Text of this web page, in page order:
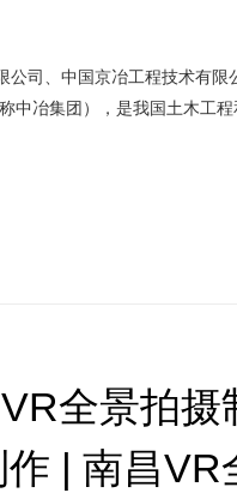
司、中国京冶工程技术有限
中冶集团），是我国土木工
全景拍摄
| 南昌VR